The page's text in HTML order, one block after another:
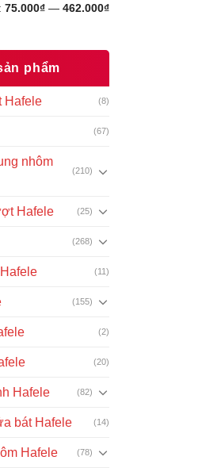
75.000₫ — 462.000₫
phẩm
Hafele (8)
(67)
nhôm
(210)
Hafele (25)
(268)
(11)
(155)
(2)
(20)
Hafele (82)
bát Hafele (14)
Hafele (78)